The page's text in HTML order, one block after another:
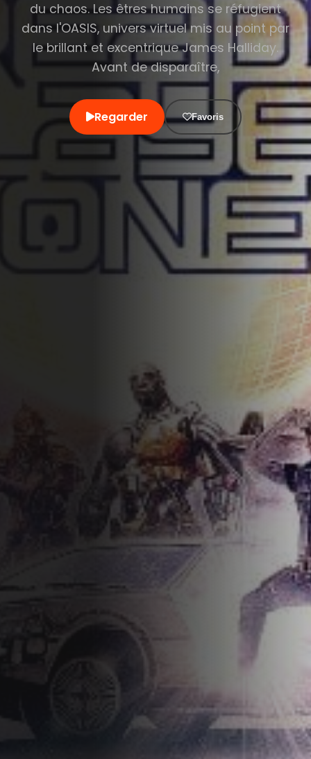
du chaos. Les êtres humains se réfugient
dans l'OASIS, univers virtuel mis au point par
le brillant et excentrique James Halliday.
Avant de disparaître,
Regarder Favoris